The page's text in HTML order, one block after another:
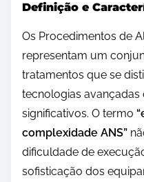
Definição e
Os Procedimentos de
representam um
tratamentos que se
tecnologias
significativos. O termo
complexidade ANS”
dificuldade de
sofisticação dos